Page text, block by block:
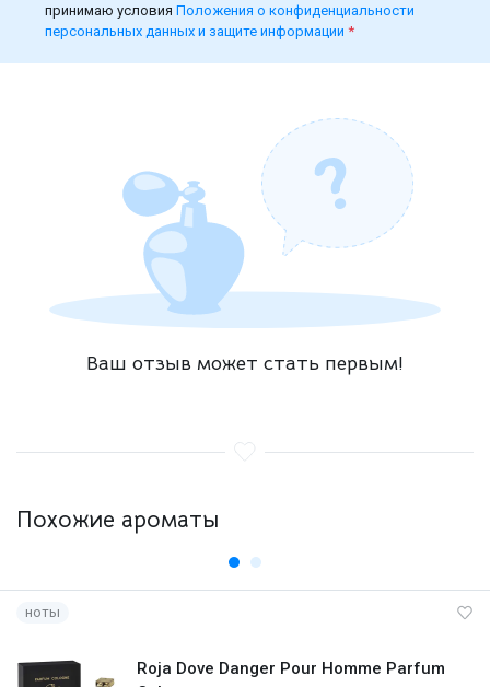
принимаю условия Положения о конфиденциальности
персональных данных и защите информации *
Ваш отзыв может стать первым!
Похожие ароматы
ноты
Roja Dove Danger Pour Homme Parfum